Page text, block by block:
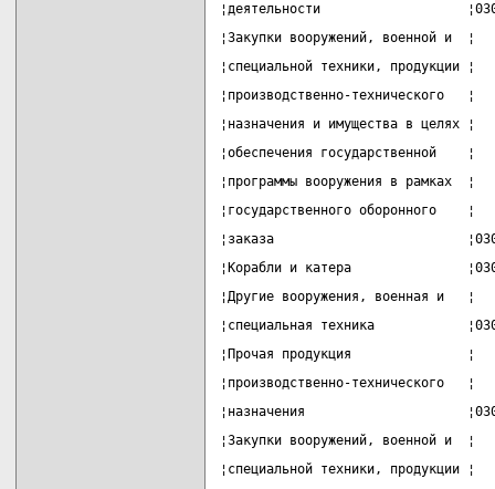
¦деятельности
¦Закупки вооружений,
¦специальной техники,
¦производственно-
¦назначения и имущества в
¦обеспечения
¦программы вооружения в
¦государственного
¦заказа
¦Корабли и катера
¦Другие вооружения,
¦специальная техника
¦Прочая продукция
¦производственно-
¦назначения
¦Закупки вооружений,
¦специальной техники,